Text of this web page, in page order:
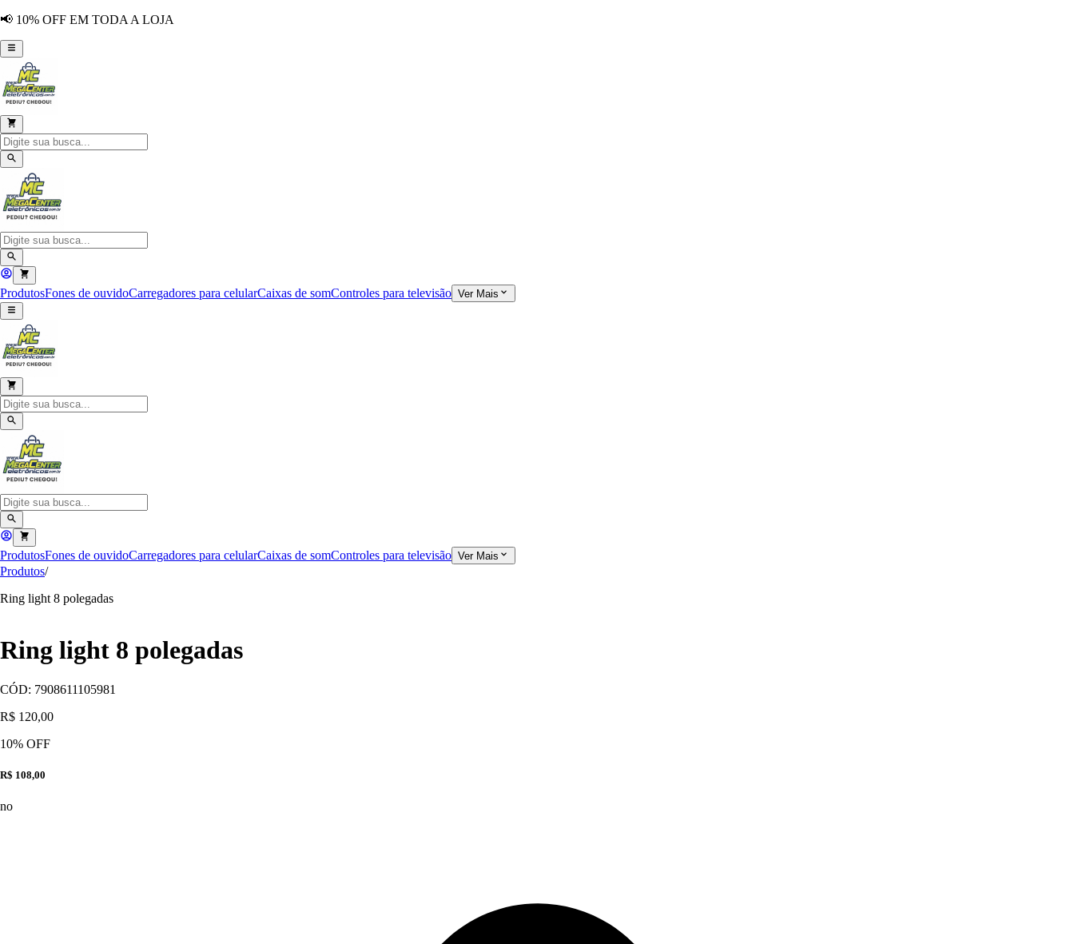
📢 10% OFF EM TODA A LOJA
ProdutosFones de ouvidoCarregadores para celularCaixas de somControles para televisão Ver Mais
ProdutosFones de ouvidoCarregadores para celularCaixas de somControles para televisão Ver Mais
Produtos/
Ring light 8 polegadas
Ring light 8 polegadas
CÓD: 7908611105981
R$ 120,00
10% OFF
R$ 108,00
no